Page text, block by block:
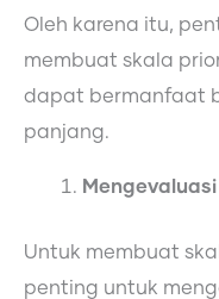
Oleh karena itu,
membuat skala
dapat bermanfaat
panjang.
Untuk membuat
penting untuk